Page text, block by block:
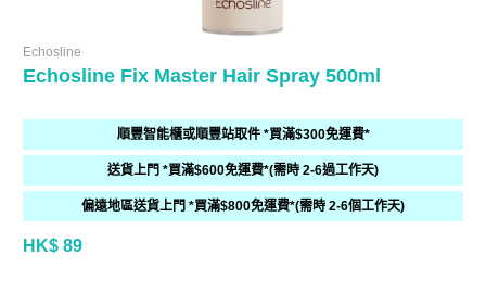
Echosline
Echosline Fix Master Hair Spray 500ml
順豐智能櫃或順豐站取件 *買滿$300免運費*
送貨上門 *買滿$600免運費*(需時 2-6過工作天)
偏遠地區送貨上門 *買滿$800免運費*(需時 2-6個工作天)
HK$ 89